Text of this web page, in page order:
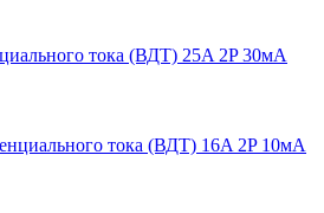
тока (ВДТ) 25A 2P 30мА